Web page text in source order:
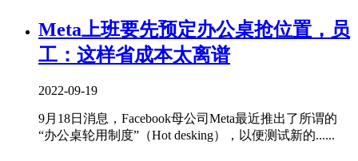
Meta上班要先预定办公桌抢位置，员
工：这样省成本太离谱
2022-09-19
9月18日消息，Facebook母公司Meta最近推出了所谓的
“办公桌轮用制度”（Hot desking），以便测试新的......